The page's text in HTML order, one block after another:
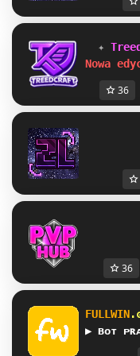
✦
Nowa
36
36
FULLWIN
▶ ʙᴏᴛ